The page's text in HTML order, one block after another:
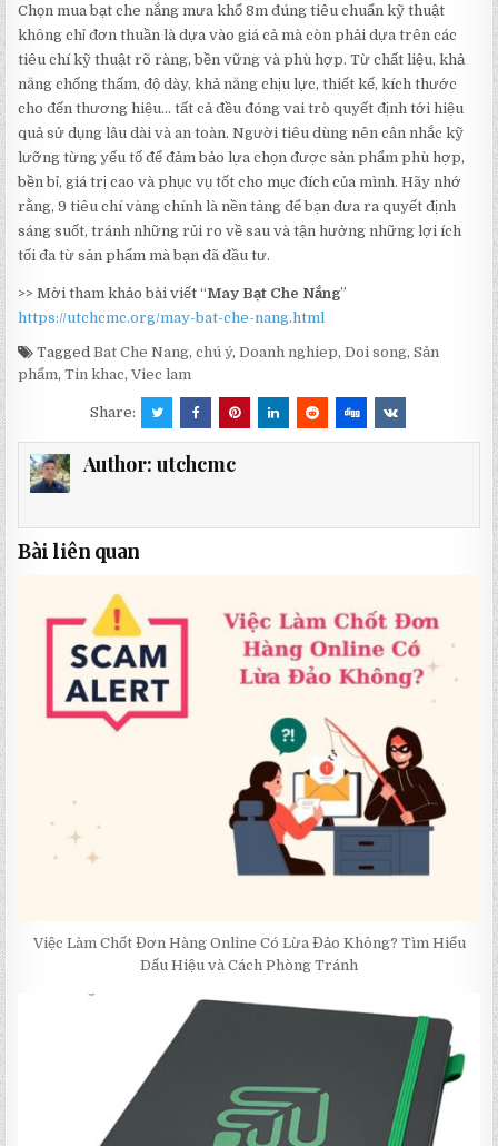
Chọn mua bạt che nắng mưa khổ 8m đúng tiêu chuẩn kỹ thuật
không chỉ đơn thuần là dựa vào giá cả mà còn phải dựa trên các
tiêu chí kỹ thuật rõ ràng, bền vững và phù hợp. Từ chất liệu, khả
năng chống thấm, độ dày, khả năng chịu lực, thiết kế, kích thước
cho đến thương hiệu… tất cả đều đóng vai trò quyết định tới hiệu
quả sử dụng lâu dài và an toàn. Người tiêu dùng nên cân nhắc kỹ
lưỡng từng yếu tố để đảm bảo lựa chọn được sản phẩm phù hợp,
bền bỉ, giá trị cao và phục vụ tốt cho mục đích của mình. Hãy nhớ
rằng, 9 tiêu chí vàng chính là nền tảng để bạn đưa ra quyết định
sáng suốt, tránh những rủi ro về sau và tận hưởng những lợi ích
tối đa từ sản phẩm mà bạn đã đầu tư.
>> Mời tham khảo bài viết “May Bạt Che Nắng”
https://utchcmc.org/may-bat-che-nang.html
TaggedBat Che Nang,chú ý,Doanh nghiep,Doi song,Sản
phẩm,Tin khac,Viec lam
Share:
Author: utchcmc
Bài liên quan
Việc Làm Chốt Đơn Hàng Online Có Lừa Đảo Không? Tìm Hiểu
Dấu Hiệu và Cách Phòng Tránh